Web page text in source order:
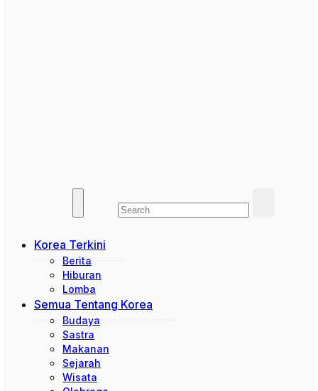
Korea Terkini
Berita
Hiburan
Lomba
Semua Tentang Korea
Budaya
Sastra
Makanan
Sejarah
Wisata